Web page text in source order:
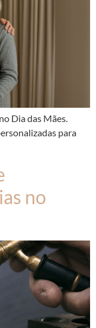
Dia das Mães.
para
no